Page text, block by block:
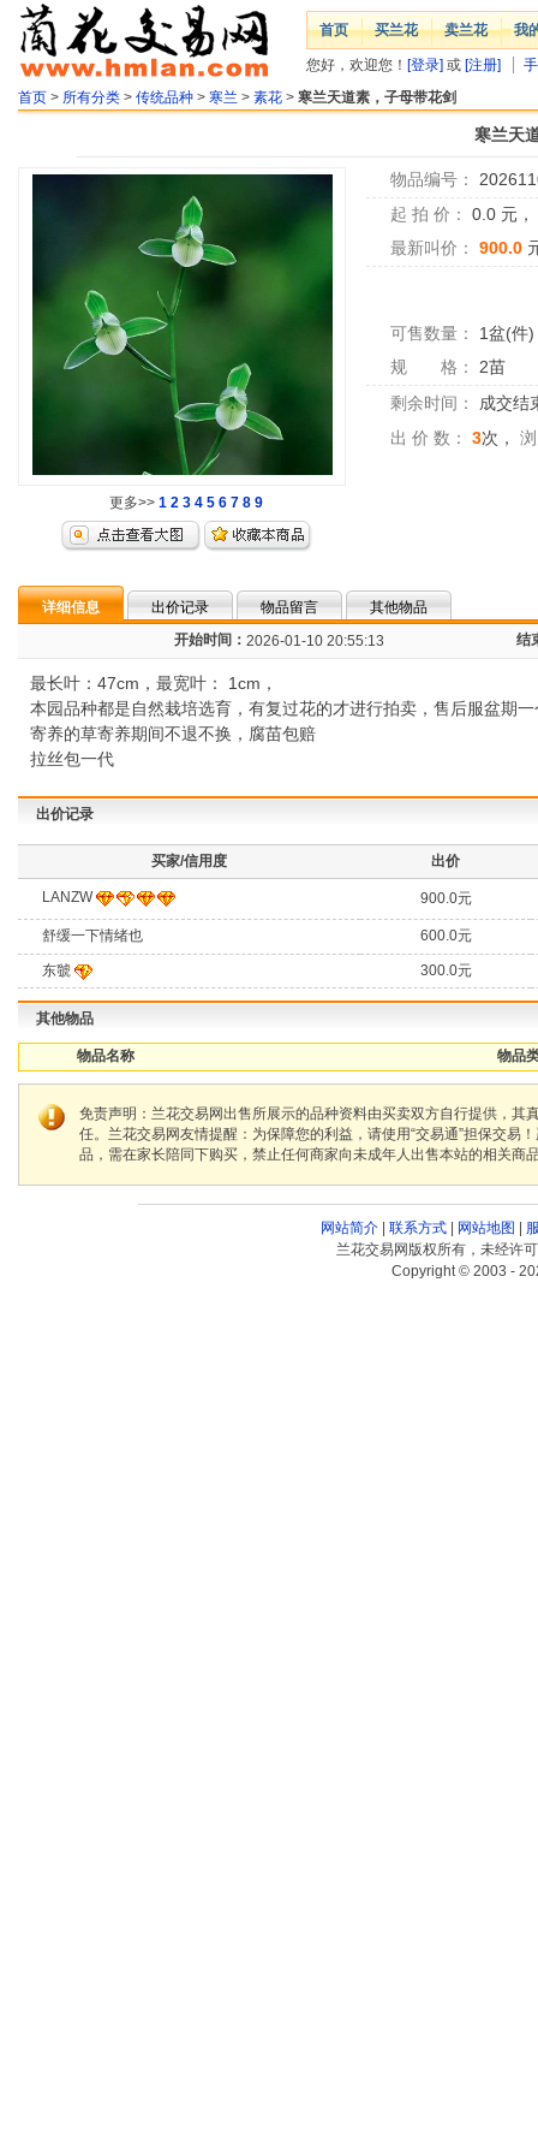
首页 买兰花 卖兰花 我
您好，欢迎您！ [登录] 或 [注册]
首页 > 所有分类 > 传统品种 > 寒兰 > 素花 > 寒兰天道素，子母带花剑
寒兰天
更多>> 1 2 3 4 5 6 7 8 9
物品编号：
起 拍 价：
0.0 元，
最新叫价：
900.0
可售数量： 1盆(件)
规 格：
2苗
剩余时间：
成交结
出 价 数：
3次，
详细信息 出价记录 物品留言
其他物品
开始时间： 2026-01-10 20:55:13 结
最长叶：47cm，最宽叶： 1cm，
本园品种都是自然栽培选育，有复过花的才进行拍卖，售后服盆期一
寄养的草寄养期间不退不换，腐苗包赔
拉丝包一代
出价记录
买家/信用度 出价
LANZW 900.0元
舒缓一下情绪也 600.0元
东虢 300.0元
其他物品
物品名称 物品
免责声明：兰花交易网出售所展示的品种资料由买卖双方自行提供，
任。兰花交易网友情提醒：为保障您的利益，请使用“交易通”担保交
品，需在家长陪同下购买，禁止任何商家向未成年人出售本站的相关商
网站简介| 联系方式| 网站地图
兰花交易网版权所有，未经许
Copyright © 2003 -